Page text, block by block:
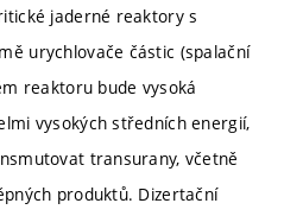
jaderné reaktory s
urychlovače částic (spalační
reaktoru bude vysoká
vysokých středních energií,
transurany, včetně
produktů. Dizertační